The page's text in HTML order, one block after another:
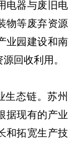
电器与废旧电
物等废弃资源
业园建设和南
回收利用。
态链。苏州
据现有的产业
和拓宽生产技